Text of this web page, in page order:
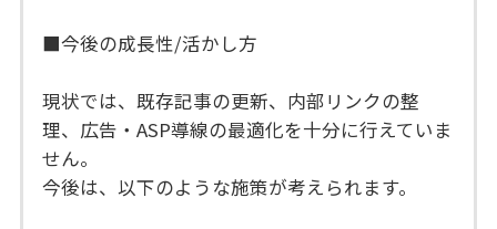
■今後の成長性/活かし方
現状では、既存記事の更新、内部リンクの整
理、広告・ASP導線の最適化を十分に行えていま
せん。
今後は、以下のような施策が考えられます。